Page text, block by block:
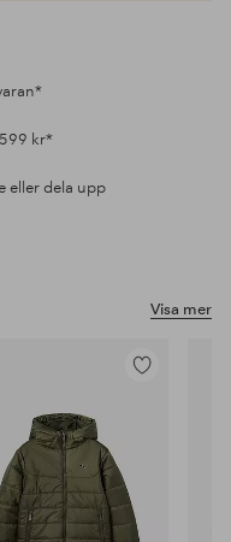
kr*
eller dela upp
Visa mer
Lägg